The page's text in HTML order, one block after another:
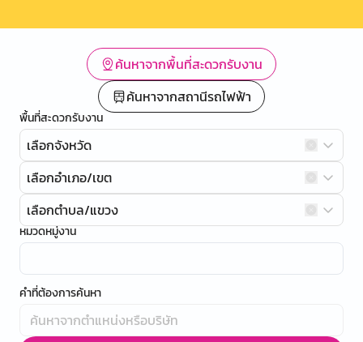
ค้นหาจากพื้นที่สะดวกรับงาน
ค้นหาจากสถานีรถไฟฟ้า
พื้นที่สะดวกรับงาน
เลือกจังหวัด
เลือกอำเภอ/เขต
เลือกตำบล/แขวง
หมวดหมู่งาน
คำที่ต้องการค้นหา